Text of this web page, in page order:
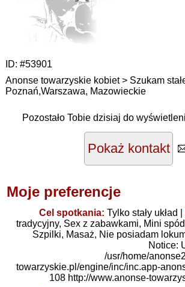
ID: #53901
Anonse towarzyskie kobiet > Szukam
Poznań,Warszawa, Mazowieckie
Pozostało Tobie dzisiaj do
Pokaż kontakt
Moje preferencje
Cel spotkania: Tylko stały układ
tradycyjny, Sex z zabawkami, Mini
Szpilki, Masaż, Nie posiadam
Notice:
/usr/home/
towarzyskie.pl/engine/inc/inc.app-
108 http://www.anonse-